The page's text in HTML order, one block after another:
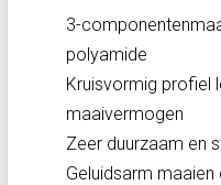
3-
polyamide
Kruisvormig profiel
maaivermogen
Zeer duurzaam en
Geluidsarm